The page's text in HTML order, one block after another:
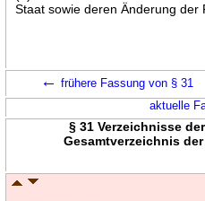
Staat sowie deren Änderung der
← frühere Fassung von § 31
aktuelle
§ 31 Verzeichnisse
Gesamtverzeichnis